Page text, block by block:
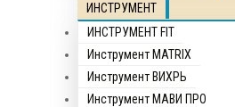
ИНСТРУМЕНТ
ИНСТРУМЕНТ FIT
Инструмент MATRIX
Инструмент ВИХРЬ
Инструмент МАВИ ПРО